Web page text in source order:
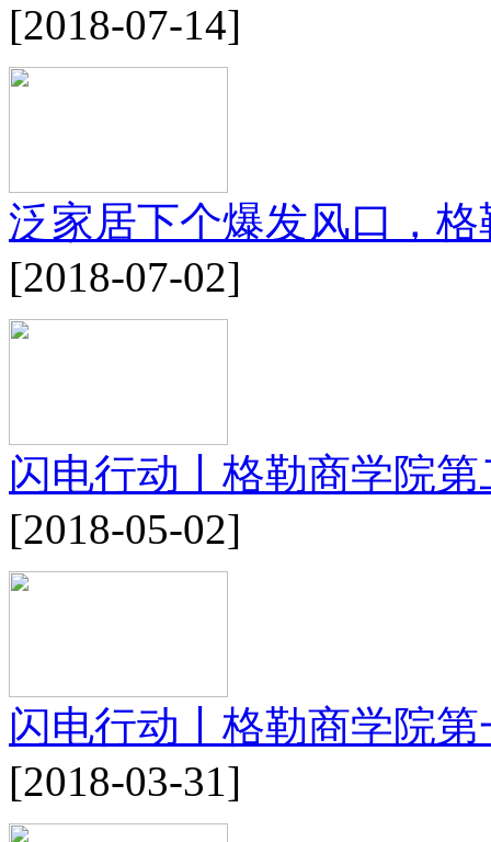
[2018-07-14]
泛家居下个爆发风口，
[2018-07-02]
闪电行动丨格勒商学院
[2018-05-02]
闪电行动丨格勒商学院
[2018-03-31]